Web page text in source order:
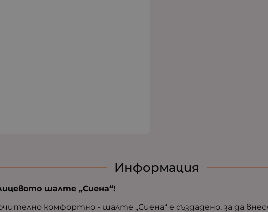
Информация
шалте „Сиена“!
комфортно - шалте „Сиена“ е създадено, за да